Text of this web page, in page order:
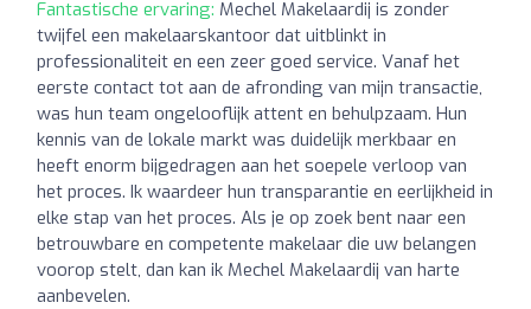
Fantastische ervaring: Mechel Makelaardij is zonder
twijfel een makelaarskantoor dat uitblinkt in
professionaliteit en een zeer goed service. Vanaf het
eerste contact tot aan de afronding van mijn transactie,
was hun team ongelooflijk attent en behulpzaam. Hun
kennis van de lokale markt was duidelijk merkbaar en
heeft enorm bijgedragen aan het soepele verloop van
het proces. Ik waardeer hun transparantie en eerlijkheid in
elke stap van het proces. Als je op zoek bent naar een
betrouwbare en competente makelaar die uw belangen
voorop stelt, dan kan ik Mechel Makelaardij van harte
aanbevelen.